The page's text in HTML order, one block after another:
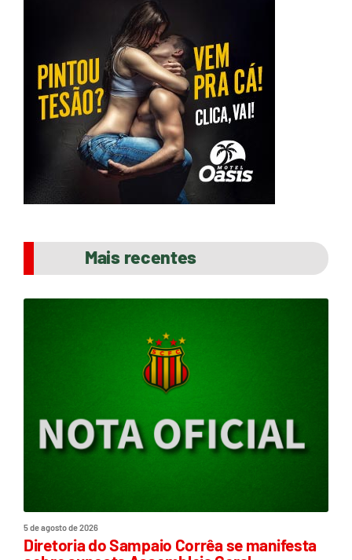
Mais recentes
5 de agosto de 2026
Diretoria do Sampaio Corrêa se manifesta